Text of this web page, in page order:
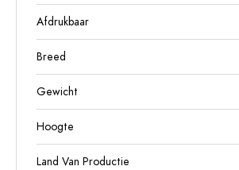
Afdrukbaar
Breed
Gewicht
Hoogte
Land Van Productie